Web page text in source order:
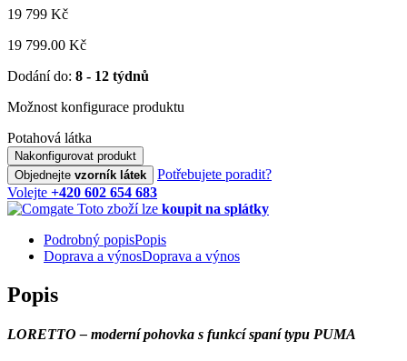
19 799 Kč
19 799.00 Kč
Dodání do: 8 - 12 týdnů
Možnost konfigurace produktu
Potahová látka
Nakonfigurovat produkt
Objednejte vzorník látek
Potřebujete poradit?
Volejte +420 602 654 683
Toto zboží lze koupit na splátky
Podrobný popisPopis
Doprava a výnosDoprava a výnos
Popis
LORETTO – moderní pohovka s funkcí spaní typu PUMA